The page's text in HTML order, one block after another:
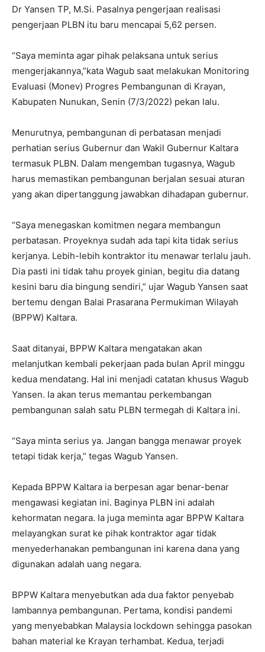
Dr Yansen TP, M.Si. Pasalnya pengerjaan realisasi
pengerjaan PLBN itu baru mencapai 5,62 persen.
“Saya meminta agar pihak pelaksana untuk serius
mengerjakannya,”kata Wagub saat melakukan Monitoring
Evaluasi (Monev) Progres Pembangunan di Krayan,
Kabupaten Nunukan, Senin (7/3/2022) pekan lalu.
Menurutnya, pembangunan di perbatasan menjadi
perhatian serius Gubernur dan Wakil Gubernur Kaltara
termasuk PLBN. Dalam mengemban tugasnya, Wagub
harus memastikan pembangunan berjalan sesuai aturan
yang akan dipertanggung jawabkan dihadapan gubernur.
“Saya menegaskan komitmen negara membangun
perbatasan. Proyeknya sudah ada tapi kita tidak serius
kerjanya. Lebih-lebih kontraktor itu menawar terlalu jauh.
Dia pasti ini tidak tahu proyek ginian, begitu dia datang
kesini baru dia bingung sendiri,” ujar Wagub Yansen saat
bertemu dengan Balai Prasarana Permukiman Wilayah
(BPPW) Kaltara.
Saat ditanyai, BPPW Kaltara mengatakan akan
melanjutkan kembali pekerjaan pada bulan April minggu
kedua mendatang. Hal ini menjadi catatan khusus Wagub
Yansen. Ia akan terus memantau perkembangan
pembangunan salah satu PLBN termegah di Kaltara ini.
“Saya minta serius ya. Jangan bangga menawar proyek
tetapi tidak kerja,” tegas Wagub Yansen.
Kepada BPPW Kaltara ia berpesan agar benar-benar
mengawasi kegiatan ini. Baginya PLBN ini adalah
kehormatan negara. Ia juga meminta agar BPPW Kaltara
melayangkan surat ke pihak kontraktor agar tidak
menyederhanakan pembangunan ini karena dana yang
digunakan adalah uang negara.
BPPW Kaltara menyebutkan ada dua faktor penyebab
lambannya pembangunan. Pertama, kondisi pandemi
yang menyebabkan Malaysia lockdown sehingga pasokan
bahan material ke Krayan terhambat. Kedua, terjadi